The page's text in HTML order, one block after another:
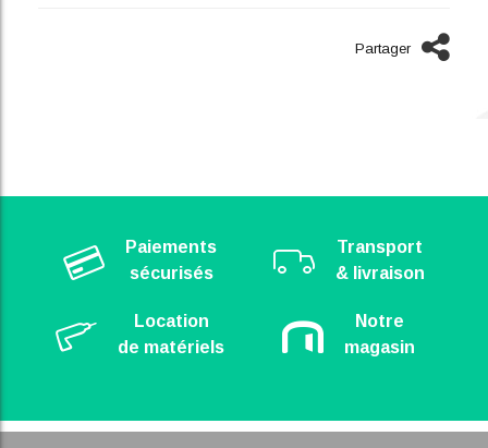
Partager
Paiements
sécurisés
Transport
& livraison
Location
de matériels
Notre
magasin